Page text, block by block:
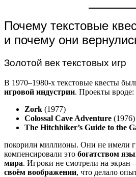
Почему текстовые
и почему они
Золотой век текстовых игр
В 1970–1980-х текстовые квесты
игровой индустрии. Проекты вроде:
Zork (1977)
Colossal Cave Adventure (1976)
The Hitchhiker’s Guide to the
покорили миллионы. Они не имели
компенсировали это богатством
мира. Игроки не смотрели на экран
своём воображении, что делало